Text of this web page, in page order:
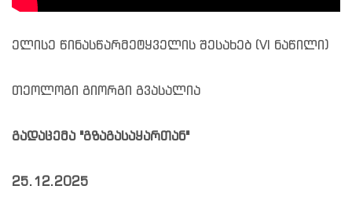
ელისე წინასწარმეტყველის შესახებ (VI ნაწილი)
თეოლოგი გიორგი გვასალია
გადაცემა "გზაგასაყართან"
25.12.2025